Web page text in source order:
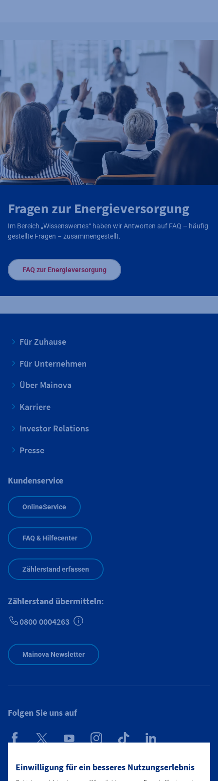
Einwilligung für ein besseres Nutzungserlebnis
Fragen zur Energieversorgung
Im Bereich „Wissenswertes“ haben wir Antworten auf FAQ – häufig
gestellte Fragen – zusammengestellt.
FAQ zur Energieversorgung
Für Zuhause
Für Unternehmen
Über Mainova
Karriere
Investor Relations
Presse
Kundenservice
OnlineService
FAQ & Hilfecenter
Zählerstand erfassen
Zählerstand übermitteln:
0800 0004263
Mainova Newsletter
Folgen Sie uns auf
Mainova App